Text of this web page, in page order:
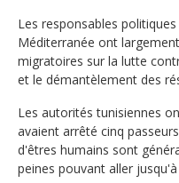
Les responsables
Méditerranée ont
migratoires sur la lutte
et le démantèlement des
Les autorités tunisiennes
avaient arrêté cinq
d'êtres humains sont
peines pouvant aller jusqu'à